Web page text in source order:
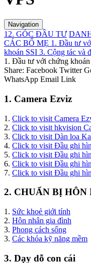
Navigation
12. GÓC ĐẦU TƯ
CÁC BỐ MẸ 1. Đầu tư
khoán SSI 3. Cộng tác và
1. Đầu tư với chứng
Share: Facebook Twitter
WhatsApp Email Link
1. Camera Ezviz
1. Click to visit Camera
2. Click to visit hkvision
3. Click to visit Dàn loa
4. Click to visit Đầu ghi
5. Click to visit Đầu ghi
6. Click to visit Đầu ghi
7. Click to visit Đầu ghi
2. CHUẨN BỊ
1. Sức khoẻ giới tính
2. Hôn nhân gia đình
3. Phong cách sống
3. Các khóa kỹ năng mềm
3. Dạy dỗ con cái